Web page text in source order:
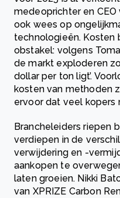
medeoprichter en
ook wees op
technologieën. Kosten
obstakel: volgens
de markt exploderen
dollar per ton ligt’.
kosten van methoden
ervoor dat veel kopers
Brancheleiders riepen
verdiepen in de
verwijdering en -
aankopen te
laten groeien. Nikki
van XPRIZE Carbon